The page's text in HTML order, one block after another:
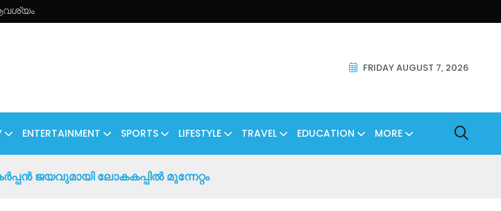
FRIDAY AUGUST 7, 2026
ENTERTAINMENT SPORTS LIFESTYLE TRAVEL EDUCATION MORE
ജയവുമായി ലോകകപ്പിൽ മുന്നേറ്റം